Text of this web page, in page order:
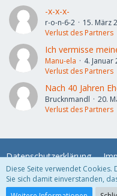
-x-x-x-
r-o-n-6-2
15. März
Verlust des Partners
Ich vermisse
Manu-ela
4. Januar
Verlust des Partners
Nach 40 Jahren
Brucknmandl
20.
Verlust des Partners
Datenschutzerklärung
Community-
Diese Seite verwendet Cookies.
Sie sich damit einverstanden,